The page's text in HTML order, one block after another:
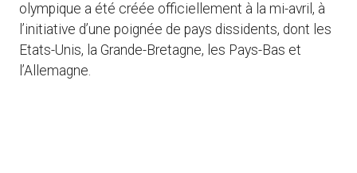
olympique a été créée officiellement à la mi-avril, à
l’initiative d’une poignée de pays dissidents, dont les
Etats-Unis, la Grande-Bretagne, les Pays-Bas et
l’Allemagne.